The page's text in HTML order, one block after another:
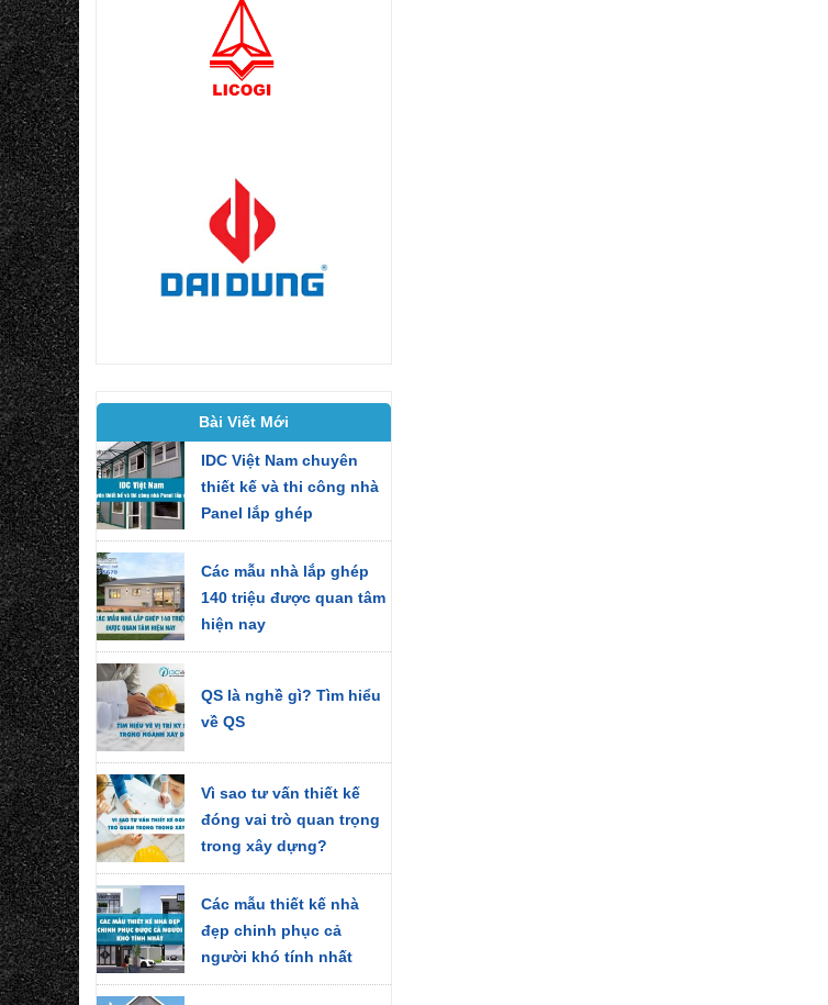
Bài Viết Mới
IDC Việt Nam chuyên
thiết kế và thi công nhà
Panel lắp ghép
Các mẫu nhà lắp ghép
140 triệu được quan tâm
hiện nay
QS là nghề gì? Tìm hiểu
về QS
Vì sao tư vấn thiết kế
đóng vai trò quan trọng
trong xây dựng?
Các mẫu thiết kế nhà
đẹp chinh phục cả
người khó tính nhất